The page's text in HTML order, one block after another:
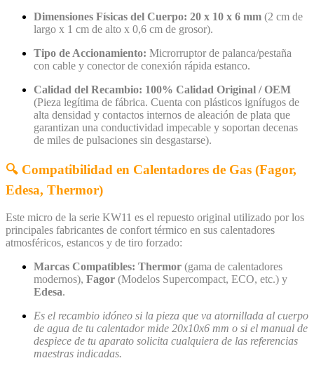
Dimensiones Físicas del Cuerpo: 20 x 10 x 6 mm (2 cm de
largo x 1 cm de alto x 0,6 cm de grosor).
Tipo de Accionamiento: Microrruptor de palanca/pestaña
con cable y conector de conexión rápida estanco.
Calidad del Recambio: 100% Calidad Original / OEM
(Pieza legítima de fábrica. Cuenta con plásticos ignífugos de
alta densidad y contactos internos de aleación de plata que
garantizan una conductividad impecable y soportan decenas
de miles de pulsaciones sin desgastarse).
🔍 Compatibilidad en Calentadores de Gas (Fagor,
Edesa, Thermor)
Este micro de la serie KW11 es el repuesto original utilizado por los
principales fabricantes de confort térmico en sus calentadores
atmosféricos, estancos y de tiro forzado:
Marcas Compatibles: Thermor (gama de calentadores
modernos), Fagor (Modelos Supercompact, ECO, etc.) y
Edesa.
Es el recambio idóneo si la pieza que va atornillada al cuerpo
de agua de tu calentador mide 20x10x6 mm o si el manual de
despiece de tu aparato solicita cualquiera de las referencias
maestras indicadas.